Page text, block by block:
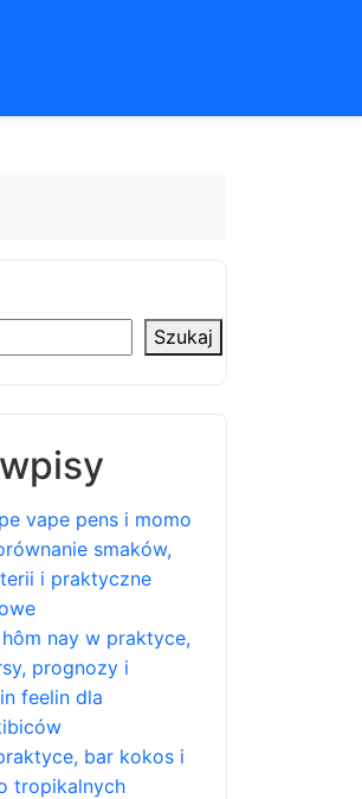
Szukaj
vape pens i momo
smaków,
i praktyczne
nay w praktyce,
prognozy i
feelin dla
bar kokos i
tropikalnych